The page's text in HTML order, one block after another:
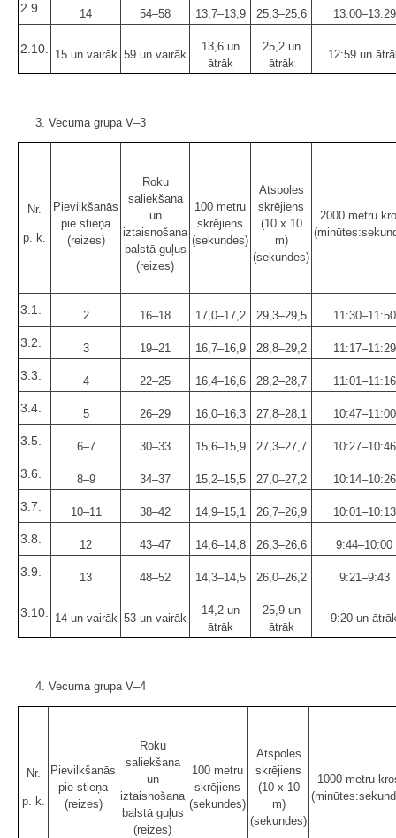
2.9. 14 54–58 13,7–13,9 25,3–25,6 13:00–13:29
2.10. 15 un vairāk 59 un vairāk
13,6 un
ātrāk
25,2 un
ātrāk
12:59 un
3. Vecuma grupa V–3
Nr.
p. k.
Pievilkšanās
pie stieņa
(reizes)
Roku
saliekšana
un
iztaisnošana
balstā guļus
(reizes)
100 metru
skrējiens
(sekundes)
Atspoles
skrējiens
(10 x 10
m)
(sekundes)
2000 metru
3.1. 2 16–18 17,0–17,2 29,3–29,5 11:30–11:50
3.2. 3 19–21 16,7–16,9 28,8–29,2 11:17–11:29
3.3. 4 22–25 16,4–16,6 28,2–28,7 11:01–11:16
3.4. 5 26–29 16,0–16,3 27,8–28,1 10:47–11:00
3.5. 6–7 30–33 15,6–15,9 27,3–27,7 10:27–10:46
3.6. 8–9 34–37 15,2–15,5 27,0–27,2 10:14–10:26
3.7. 10–11 38–42 14,9–15,1 26,7–26,9 10:01–10:13
3.8. 12 43–47 14,6–14,8 26,3–26,6 9:44–10:00
3.9. 13 48–52 14,3–14,5 26,0–26,2 9:21–9:43
3.10. 14 un vairāk 53 un vairāk
14,2 un
ātrāk
25,9 un
ātrāk
9:20 un
4. Vecuma grupa V–4
Nr.
p. k.
Pievilkšanās
pie stieņa
(reizes)
Roku
saliekšana
un
iztaisnošana
balstā guļus
(reizes)
100 metru
skrējiens
(sekundes)
Atspoles
skrējiens
(10 x 10
m)
(sekundes)
1000 metru